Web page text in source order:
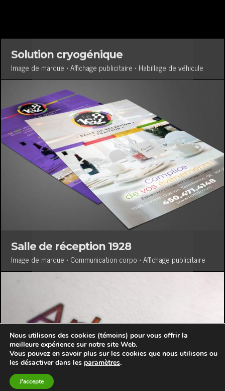
Solution cryogénique
Image de marque • Affichage publicitaire • Habillage de véhicule
Salle de réception 1928
Image de marque • Communication corpo • Affichage publicitaire
Nous utilisons des cookies (témoins) pour vous offrir la
meilleure expérience sur notre site Web.
Vous pouvez en savoir plus sur les cookies que nous utilisons ou
les désactiver dans les paramètres.
J'accepte